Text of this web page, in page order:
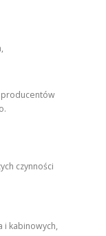
producentów
czynności
kabinowych,